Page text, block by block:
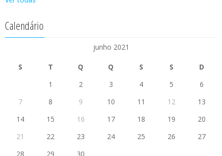
Calendário
junho 2021
S T Q Q S S
D
1
2 3 4 5
6
7
8 9 10 11 12
13
14
15 16 17 18 19
20
21
22 23 24 25 26
27
28
29 30